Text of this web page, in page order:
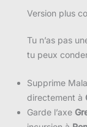
Version plus
Tu n’as pas
tu peux
Supprime
directement à
Garde l’axe